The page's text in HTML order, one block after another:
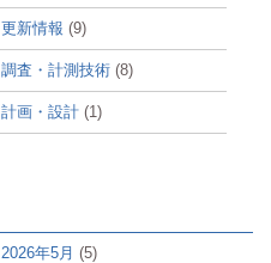
更新情報 (9)
調査・計測技術 (8)
計画・設計 (1)
2026年5月 (5)